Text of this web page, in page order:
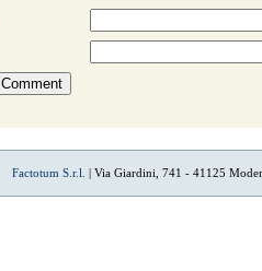
Factotum S.r.l. | Via Giardini, 741 - 41125